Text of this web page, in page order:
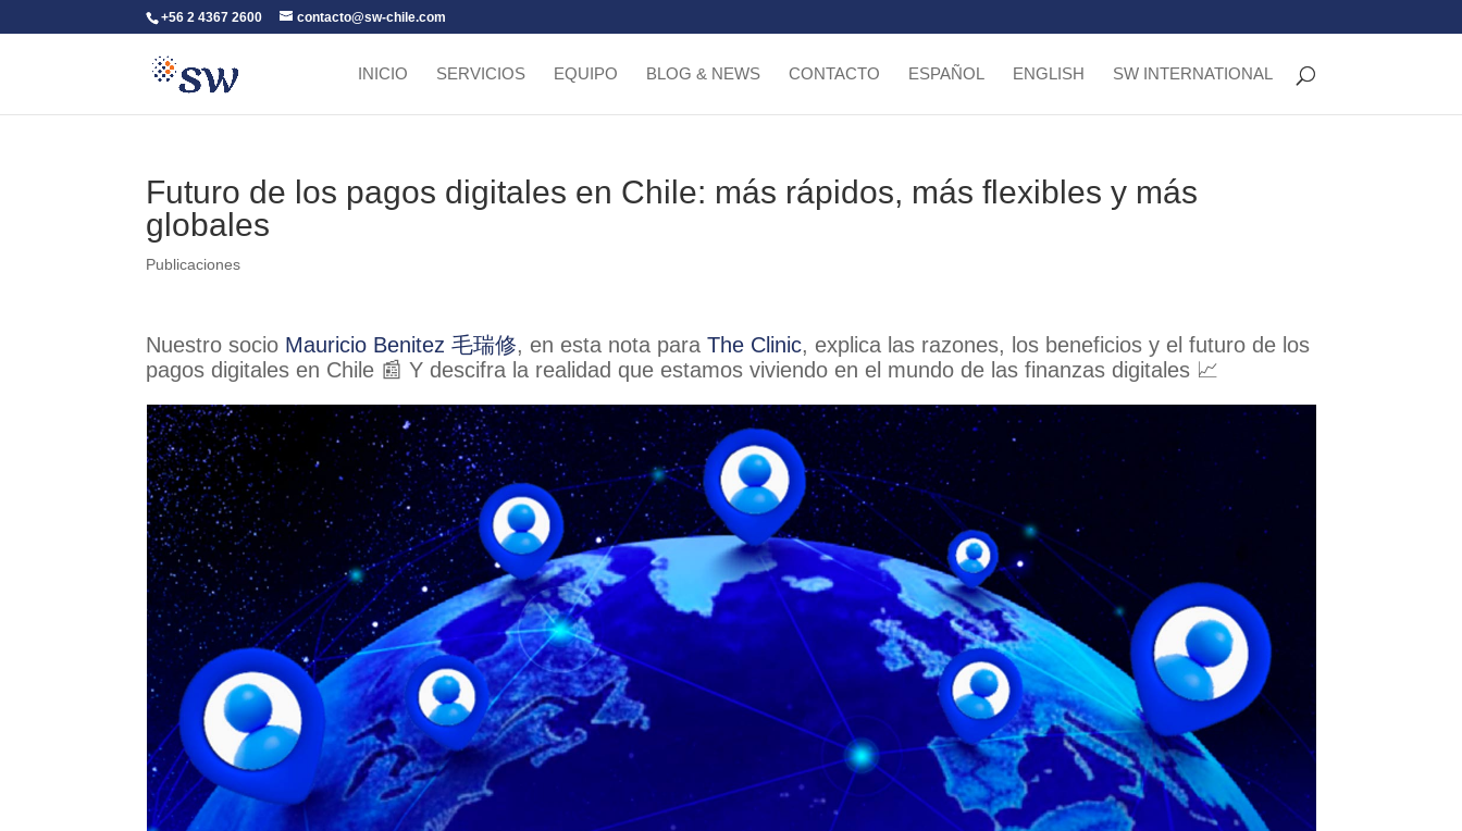
+56 2 4367 2600 contacto@sw-chile.com
INICIO SERVICIOS EQUIPO BLOG & NEWS CONTACTO ESPAÑOL ENGLISH SW INTERNATIONAL
Futuro de los pagos digitales en Chile: más rápidos, más flexibles y más
globales
Publicaciones
Nuestro socio Mauricio Benitez 毛瑞修, en esta nota paraThe Clinic, explica las razones, los beneficios y el futuro de los
pagos digitales en Chile 📰 Y descifra la realidad que estamos viviendo en el mundo de las finanzas digitales 📈